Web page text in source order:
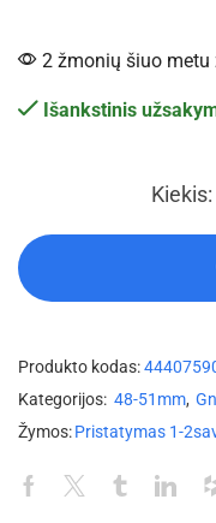
2 žmonių šiuo metu
Išankstinis
Produkto kodas:
Kategorijos: 48-51mm,
Žymos:Pristatymas 1-